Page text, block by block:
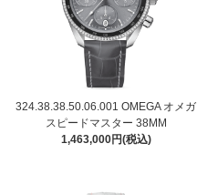
324.38.38.50.06.001 OMEGA オメガ
スピードマスター 38MM
1,463,000円(税込)